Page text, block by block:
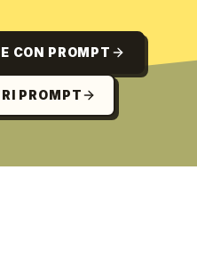
CON PROMPT
PROMPT